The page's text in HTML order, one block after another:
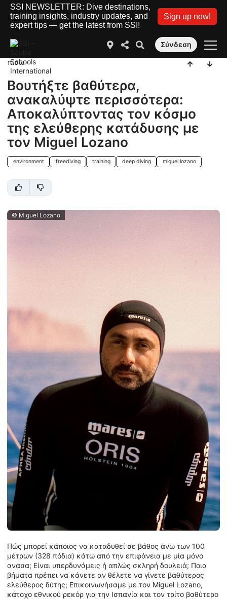
SSI NEWSLETTER: Dive destinations,
training insights, industry updates, and
expert tips — get the latest from SSI!
Sign up now!
Σύνδεση
πίσω
Βουτήξτε βαθύτερα,
ανακαλύψτε περισσότερα:
Αποκαλύπτοντας τον κόσμο
της ελεύθερης κατάδυσης με
τον Miguel Lozano
environment freediving training deep diving miguel lozano
© Miguel Lozano
Πώς μπορεί κάποιος να καταδυθεί σε βάθος άνω των 100
μέτρων (328 πόδια) κάτω από την επιφάνεια με μία μόνο
ανάσα; Είναι υπερδυνάμεις ή απλώς σκληρή δουλειά; Ποια
βήματα πρέπει να κάνετε αν θέλετε να γίνετε βαθύτερος
ελεύθερος δύτης; Επικοινωνήσαμε με τον Miguel Lozano,
κάτοχο εθνικού ρεκόρ για την Ισπανία και τον τρίτο βαθύτερο